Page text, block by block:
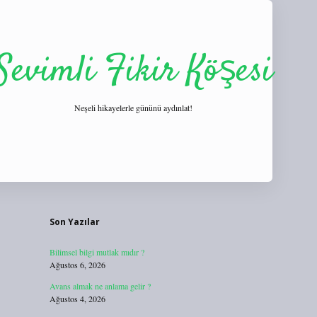
Fikir Köşesi
Neşeli hikayelerle gününü aydınlat!
Son Yazılar
Bilimsel bilgi mutlak mıdır ?
Ağustos 6, 2026
Avans almak ne anlama gelir ?
Ağustos 4, 2026